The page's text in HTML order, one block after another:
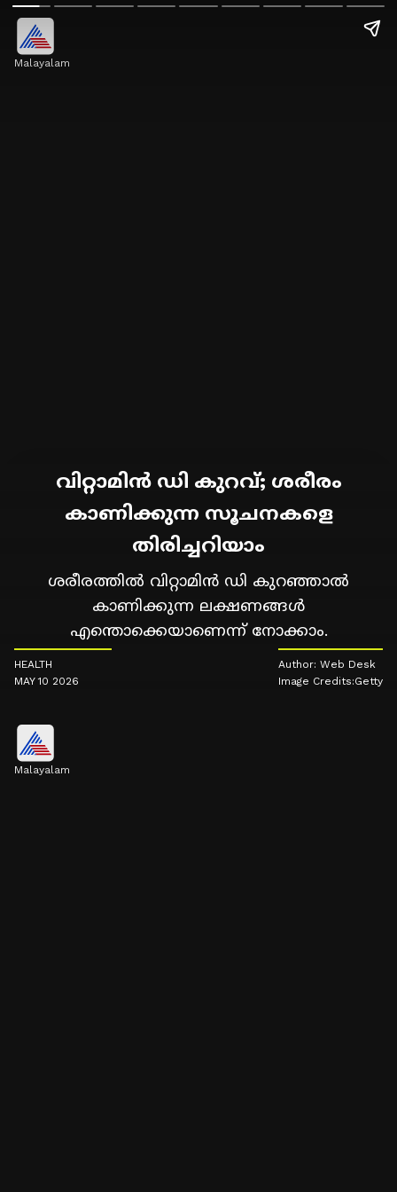
Malayalam
വിറ്റാമിന്‍ ഡി കുറവ്; ശരീരം
കാണിക്കുന്ന സൂചനകളെ
തിരിച്ചറിയാം
ശരീരത്തില്‍ വിറ്റാമിന്‍ ഡി കുറഞ്ഞാല്‍
കാണിക്കുന്ന ലക്ഷണങ്ങള്‍
എന്തൊക്കെയാണെന്ന് നോക്കാം.
HEALTH
MAY 10 2026
Author: Web Desk
Image Credits:Getty
Malayalam